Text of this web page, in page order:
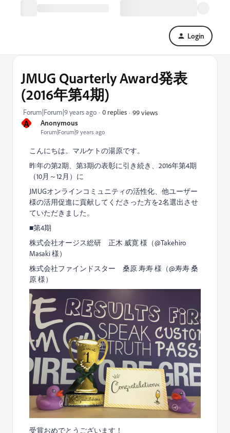
Login
A Anonymous
Forum|Forum|9 years ago
JMUG Quarterly Award発表
(2016年第4期)
Forum|Forum|9 years ago 0 replies 99 views
こんにちは。マルケトの湯原です。
昨年の第2期、第3期の表彰に引き続き、2016年第4期
（10月～12月）に
JMUGオンラインコミュニティの活性化、他ユーザー
様の活用促進に貢献してくださった方を2名選出させ
ていただきました。
■第4期
株式会社オージス総研 正木 威寛 様（@Takehiro
Masaki​ 様）
株式会社ファインドスター 桑原 寿寿 様（@寿寿 桑
原​ 様）
受賞おめでとうございます！